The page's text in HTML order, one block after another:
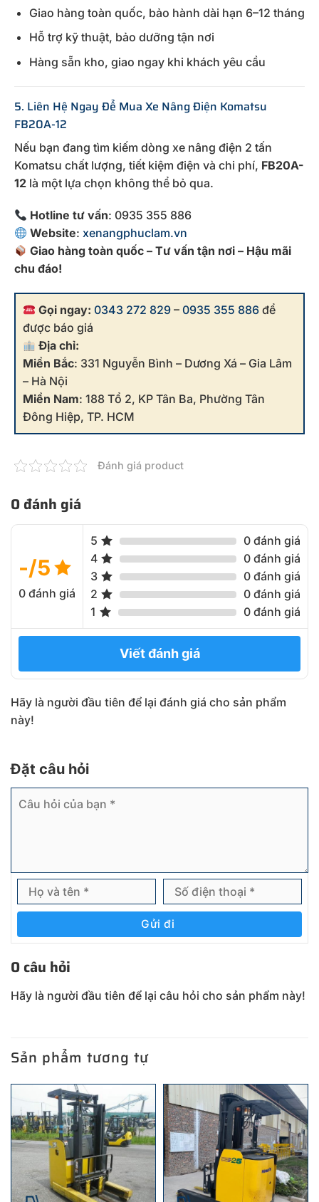
Giao hàng toàn quốc, bảo hành dài hạn 6–12 tháng
Hỗ trợ kỹ thuật, bảo dưỡng tận nơi
Hàng sẵn kho, giao ngay khi khách yêu cầu
5. Liên Hệ Ngay Để Mua Xe Nâng Điện Komatsu
FB20A-12
Nếu bạn đang tìm kiếm dòng xe nâng điện 2 tấn
Komatsu chất lượng, tiết kiệm điện và chi phí, FB20A-
12 là một lựa chọn không thể bỏ qua.
Hotline tư vấn: 0935 355 886
Website:xenangphuclam.vn
Giao hàng toàn quốc – Tư vấn tận nơi – Hậu mãi
chu đáo!
Gọi ngay: 0343 272 829 –0935 355 886 để
được báo giá
Địa chỉ:
Miền Bắc: 331 Nguyễn Bình – Dương Xá – Gia Lâm
– Hà Nội
Miền Nam: 188 Tổ 2, KP Tân Ba, Phường Tân
Đông Hiệp, TP. HCM
Đánh giá product
0 đánh giá
-/5
0 đánh giá
5
0 đánh giá
4
0 đánh giá
3
0 đánh giá
2
0 đánh giá
1
0 đánh giá
Viết đánh giá
Hãy là người đầu tiên để lại đánh giá cho sản phẩm
này!
Đặt câu hỏi
Gửi đi
0 câu hỏi
Hãy là người đầu tiên để lại câu hỏi cho sản phẩm này!
Sản phẩm tương tự